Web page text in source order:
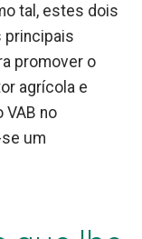
tal, estes dois
principais
promover o
agrícola e
no
um